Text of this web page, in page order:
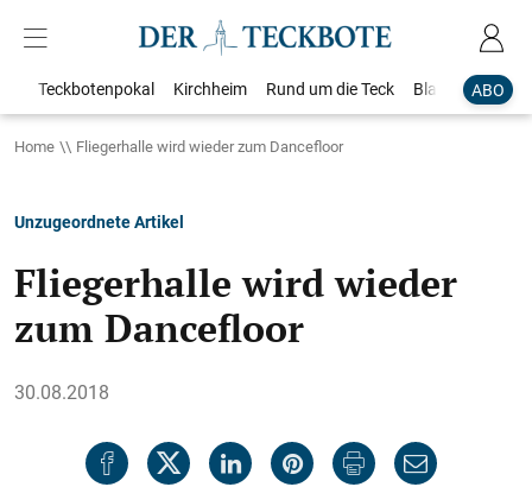
ABO
Teckbotenpokal Kirchheim Rund um die Teck Blaulicht
Home Fliegerhalle wird wieder zum Dancefloor
Unzugeordnete Artikel
Fliegerhalle wird wieder
zum Dancefloor
30.08.2018